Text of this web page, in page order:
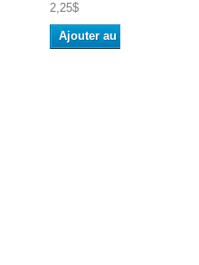
2,25$
Ajouter au panier